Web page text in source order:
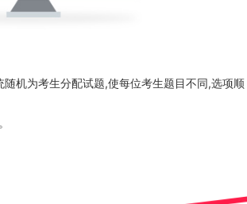
机为考生分配试题,使每位考生题目不同,选项顺